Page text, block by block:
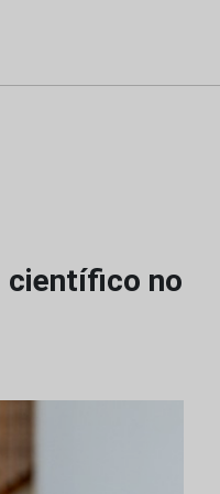
científico no